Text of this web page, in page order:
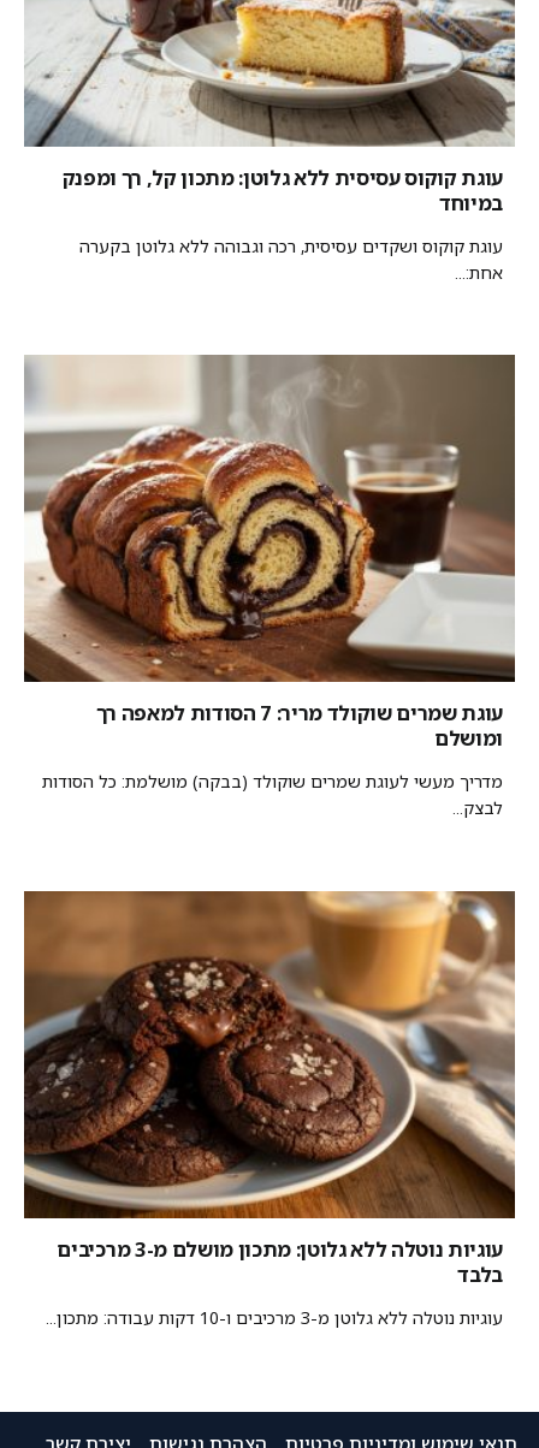
עוגת קוקוס עסיסית ללא גלוטן: מתכון קל, רך ומפנק
במיוחד
עוגת קוקוס ושקדים עסיסית, רכה וגבוהה ללא גלוטן בקערה
אחת:...
עוגת שמרים שוקולד מריר: 7 הסודות למאפה רך
ומושלם
מדריך מעשי לעוגת שמרים שוקולד (בבקה) מושלמת: כל הסודות
לבצק...
עוגיות נוטלה ללא גלוטן: מתכון מושלם מ-3 מרכיבים
בלבד
עוגיות נוטלה ללא גלוטן מ-3 מרכיבים ו-10 דקות עבודה: מתכון...